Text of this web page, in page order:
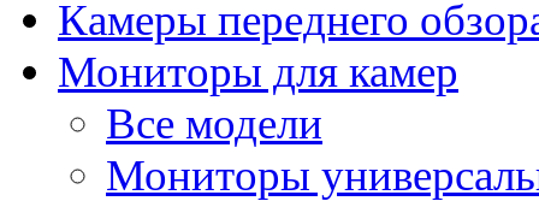
Камеры переднего
Мониторы для камер
Все модели
Мониторы